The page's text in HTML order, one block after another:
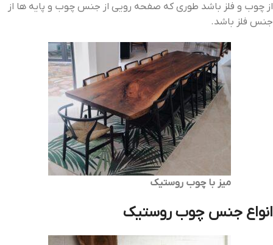
از چوب و فلز باشد طوری که صفحه رویی از جنس چوب و پایه ها از
جنس فلز باشد.
میز با چوب روستیک
انواع جنس چوب روستیک